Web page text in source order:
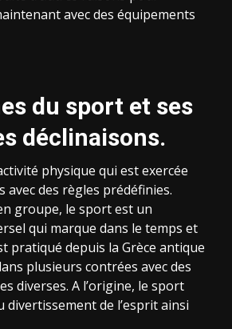
avec des équipements
du sport et ses
déclinaisons.
physique qui est exercée
avec des règles prédéfinies.
groupe, le sport est un
qui marque dans le temps et
pratiqué depuis la Grèce antique
plusieurs contrées avec des
diverses. A l’origine, le sport
de l’esprit ainsi